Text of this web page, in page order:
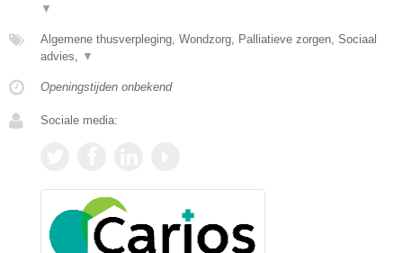
▼
Algemene thusverpleging, Wondzorg, Palliatieve zorgen, Sociaal
advies, ▼
Openingstijden onbekend
Sociale media: